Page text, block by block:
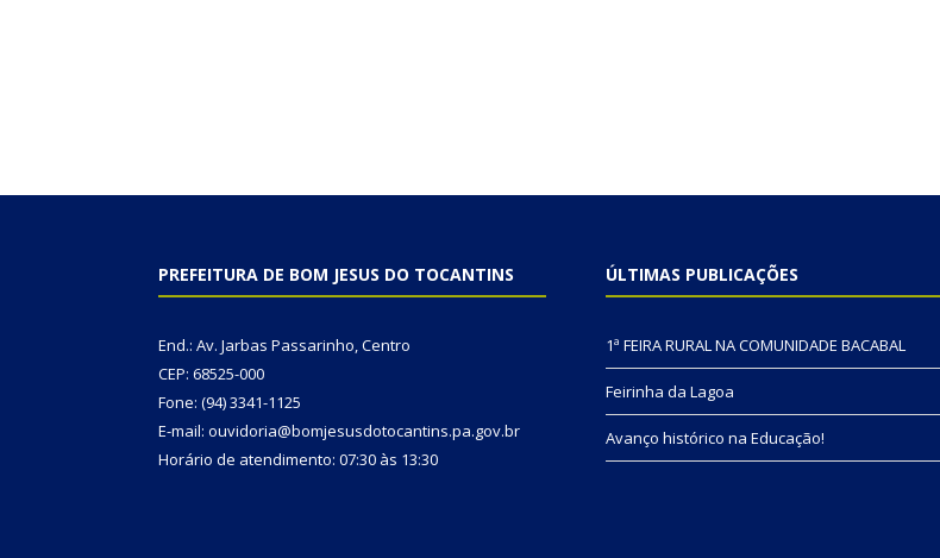
PREFEITURA DE BOM JESUS DO TOCANTINS
End.: Av. Jarbas Passarinho, Centro
CEP: 68525-000
Fone: (94) 3341-1125
E-mail: ouvidoria@bomjesusdotocantins.pa.gov.br
Horário de atendimento: 07:30 às 13:30
ÚLTIMAS PUBLICAÇÕES
1ª FEIRA RURAL NA COMUNIDADE BACABAL
Feirinha da Lagoa
Avanço histórico na Educação!